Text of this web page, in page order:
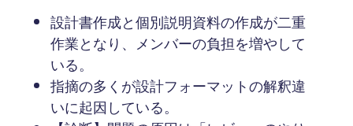
設計書作成と個別説明資料の作成が二重
作業となり、メンバーの負担を増やして
いる。
指摘の多くが設計フォーマットの解釈違
いに起因している。